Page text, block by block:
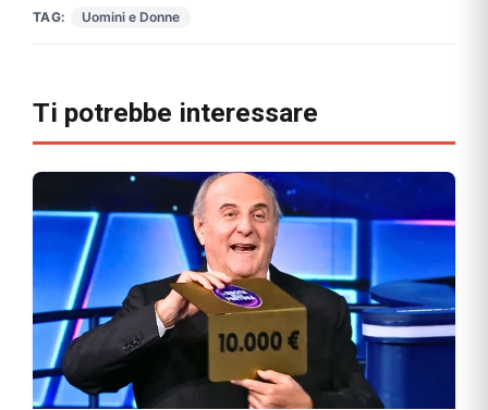
TAG: Uomini e Donne
Ti potrebbe interessare